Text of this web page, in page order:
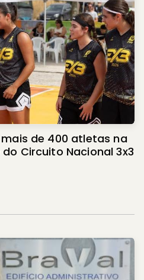
de 400 atletas na
Circuito Nacional 3x3